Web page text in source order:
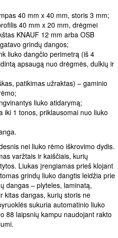
40 mm x 40 mm, storis 3 mm;
40 mm x 20 mm, drėgmei
KNAUF 12 mm arba OSB
grindų dangos;
liuko dangčio perimetrą (iš 4
apsaugą nuo drėgmės, dulkių ir
patikimas užraktas) – gaminio
liuko atidarymą;
iki 1 tonos, priklausomai nuo liuko
nei liuko rėmo iškrovimo dydis.
varžtais ir kaiščiais, kurių
Liukas įrengiamas prieš klojant
grindų liuko dangtis leidžia prie
dangas – plyteles, laminatą,
kitas dangas, kurių storis ne
sukuria automatinio liuko
88 laipsnių kampu naudojant rakto